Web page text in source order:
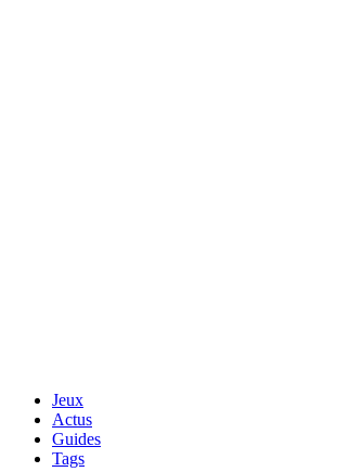
Jeux
Actus
Guides
Tags